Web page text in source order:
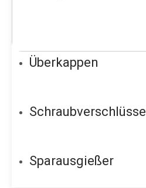
Überkappen
Schraubverschlüsse
Sparausgießer